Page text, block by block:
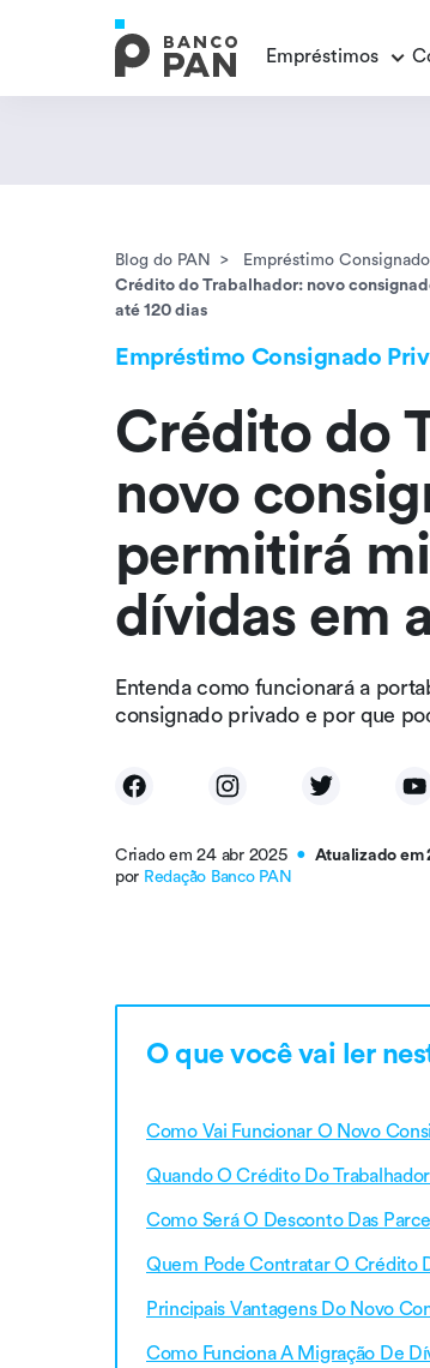
Empréstimos
Empréstimo com Garantia
Encontramosresultados
Blog do PAN
Empréstimo
Crédito do Trabalhador: novo
até 120 dias
Empréstimo Consignado
Crédito do
novo
permitirá
dívidas em
Entenda como funcionará a
consignado privado e por que
Criado em 24 abr 2025 ● Atualizado em
por Redação Banco PAN
O que você vai ler
Como Vai Funcionar O Novo
Quando O Crédito Do
Como Será O Desconto Das
Quem Pode Contratar O Crédito
Principais Vantagens Do Novo
Como Funciona A Migração De